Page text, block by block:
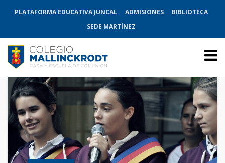
PLATAFORMA EDUCATIVA JUNCAL ADMISIONES
BIBLIOTECA
SEDE MARTÍNEZ